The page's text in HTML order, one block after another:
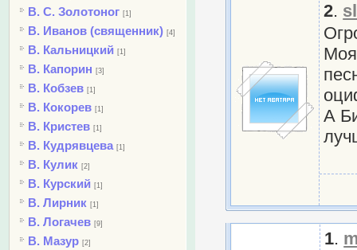
В. С. Золотоног [1]
В. Иванов (священник) [4]
В. Кальницкий [1]
В. Капорин [3]
В. Кобзев [1]
В. Кокорев [1]
В. Кристев [1]
В. Кудрявцева [1]
В. Кулик [2]
В. Курский [1]
В. Лирник [1]
В. Логачев [9]
В. Мазур [2]
2.
А
1.